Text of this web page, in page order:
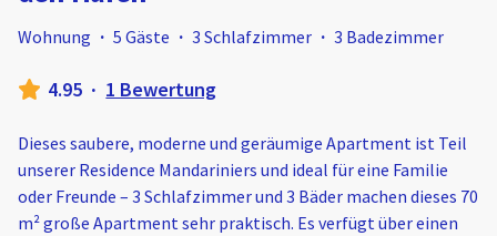
Wohnung · 5 Gäste · 3 Schlafzimmer · 3 Badezimmer
4.95 · 1 Bewertung
Dieses saubere, moderne und geräumige Apartment ist Teil
unserer Residence Mandariniers und ideal für eine Familie
oder Freunde – 3 Schlafzimmer und 3 Bäder machen dieses 70
m² große Apartment sehr praktisch. Es verfügt über einen